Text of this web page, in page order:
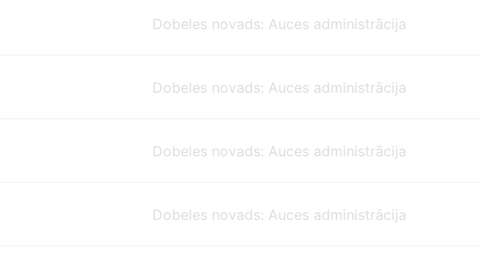
Dobeles novads: Auces administrācija
Dobeles novads: Auces administrācija
Dobeles novads: Auces administrācija
Dobeles novads: Auces administrācija